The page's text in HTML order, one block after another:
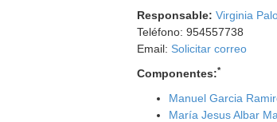
Responsable: Virginia
Teléfono: 954557738
Email: Solicitar correo
Componentes:*
Manuel Garcia
María Jesus Albar